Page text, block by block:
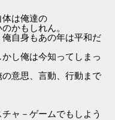
体は俺達の
かもしれん。
自身もあの年は平和だ
し俺は今知ってしまっ
意思、言動、行動まで
ャ－ゲームでもしよう